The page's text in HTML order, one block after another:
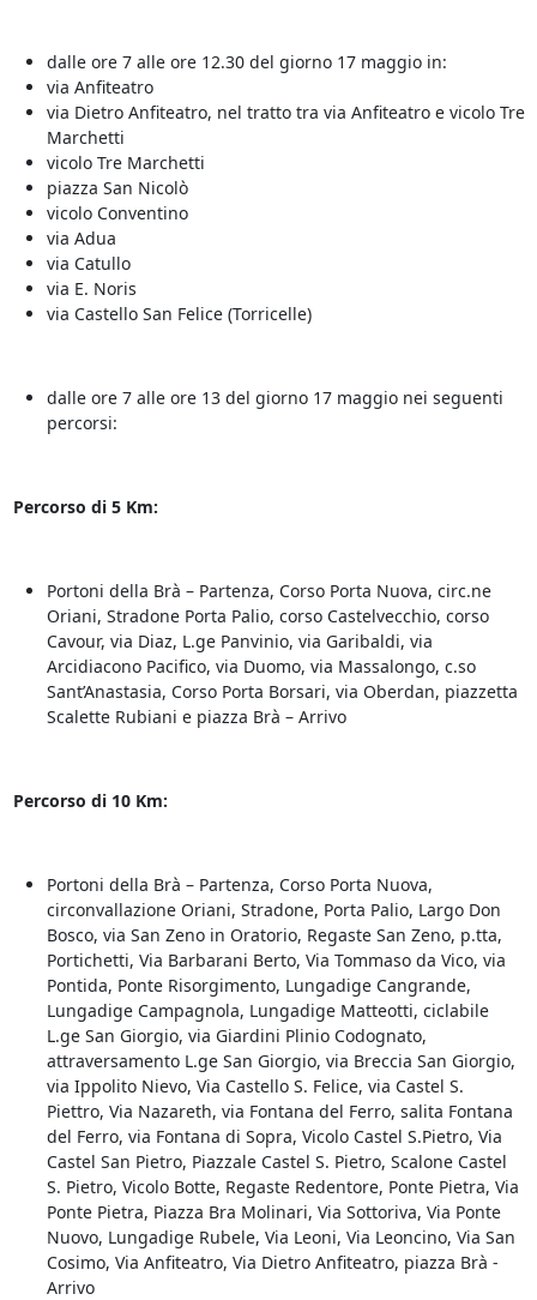
dalle ore 7 alle ore 12.30 del giorno 17 maggio in:
via Anfiteatro
via Dietro Anfiteatro, nel tratto tra via Anfiteatro e vicolo Tre
Marchetti
vicolo Tre Marchetti
piazza San Nicolò
vicolo Conventino
via Adua
via Catullo
via E. Noris
via Castello San Felice (Torricelle)
dalle ore 7 alle ore 13 del giorno 17 maggio nei seguenti
percorsi:
Percorso di 5 Km:
Portoni della Brà – Partenza, Corso Porta Nuova, circ.ne
Oriani, Stradone Porta Palio, corso Castelvecchio, corso
Cavour, via Diaz, L.ge Panvinio, via Garibaldi, via
Arcidiacono Pacifico, via Duomo, via Massalongo, c.so
Sant’Anastasia, Corso Porta Borsari, via Oberdan, piazzetta
Scalette Rubiani e piazza Brà – Arrivo
Percorso di 10 Km:
Portoni della Brà – Partenza, Corso Porta Nuova,
circonvallazione Oriani, Stradone, Porta Palio, Largo Don
Bosco, via San Zeno in Oratorio, Regaste San Zeno, p.tta,
Portichetti, Via Barbarani Berto, Via Tommaso da Vico, via
Pontida, Ponte Risorgimento, Lungadige Cangrande,
Lungadige Campagnola, Lungadige Matteotti, ciclabile
L.ge San Giorgio, via Giardini Plinio Codognato,
attraversamento L.ge San Giorgio, via Breccia San Giorgio,
via Ippolito Nievo, Via Castello S. Felice, via Castel S.
Piettro, Via Nazareth, via Fontana del Ferro, salita Fontana
del Ferro, via Fontana di Sopra, Vicolo Castel S.Pietro, Via
Castel San Pietro, Piazzale Castel S. Pietro, Scalone Castel
S. Pietro, Vicolo Botte, Regaste Redentore, Ponte Pietra, Via
Ponte Pietra, Piazza Bra Molinari, Via Sottoriva, Via Ponte
Nuovo, Lungadige Rubele, Via Leoni, Via Leoncino, Via San
Cosimo, Via Anfiteatro, Via Dietro Anfiteatro, piazza Brà -
Arrivo